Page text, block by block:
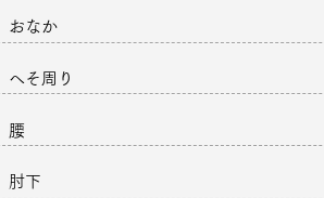
おなか
へそ周り
腰
​肘下